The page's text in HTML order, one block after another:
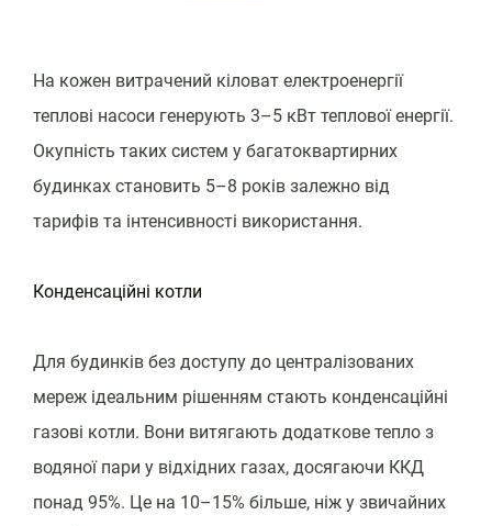
На кожен витрачений кіловат електроенергії
теплові насоси генерують 3–5 кВт теплової енергії.
Окупність таких систем у багатоквартирних
будинках становить 5–8 років залежно від
тарифів та інтенсивності використання.
Конденсаційні котли
Для будинків без доступу до централізованих
мереж ідеальним рішенням стають конденсаційні
газові котли. Вони витягають додаткове тепло з
водяної пари у відхідних газах, досягаючи ККД
понад 95%. Це на 10–15% більше, ніж у звичайних